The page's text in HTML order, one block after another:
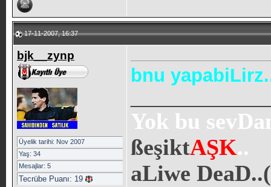
17-11-2007, 16:37
bjk__zynp
Üyelik tarihi: Nov 2007
Yaş: 34
Mesajlar: 5
Tecrübe Puanı: 19
bnu
Yok bu
ßeşiktAŞK..
aLiwe